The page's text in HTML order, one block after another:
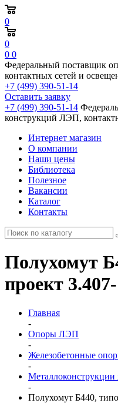
0
0
0 0
Федеральный поставщик
контактных сетей и
+7 (499) 390-51-14
Оставить заявку
+7 (499) 390-51-14
конструкций ЛЭП,
Интернет магазин
О компании
Наши цены
Библиотека
Полезное
Вакансии
Каталог
Контакты
Полухомут
проект
Главная
-
Опоры ЛЭП
-
Железобетонные
-
-
Полухомут Б440,